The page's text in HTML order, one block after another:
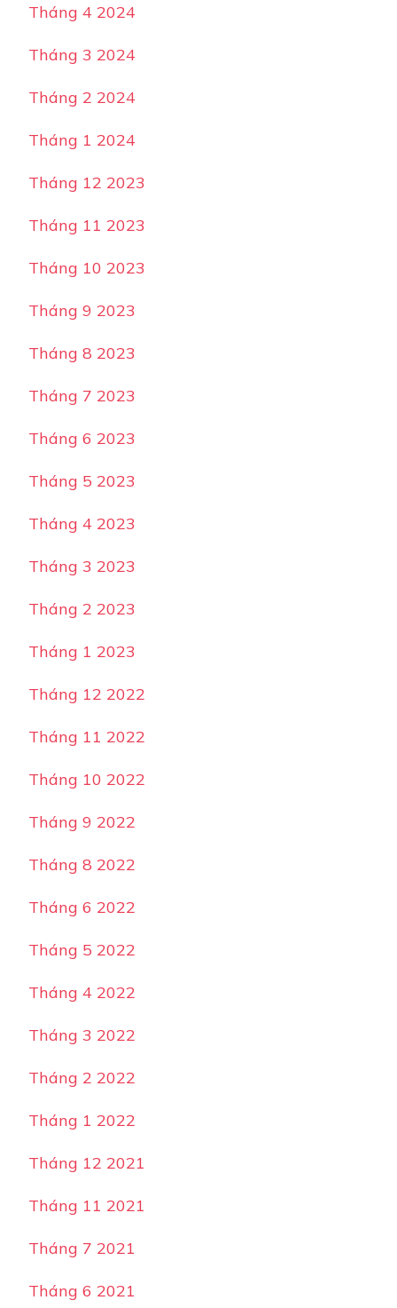
Tháng 4 2024
Tháng 3 2024
Tháng 2 2024
Tháng 1 2024
Tháng 12 2023
Tháng 11 2023
Tháng 10 2023
Tháng 9 2023
Tháng 8 2023
Tháng 7 2023
Tháng 6 2023
Tháng 5 2023
Tháng 4 2023
Tháng 3 2023
Tháng 2 2023
Tháng 1 2023
Tháng 12 2022
Tháng 11 2022
Tháng 10 2022
Tháng 9 2022
Tháng 8 2022
Tháng 6 2022
Tháng 5 2022
Tháng 4 2022
Tháng 3 2022
Tháng 2 2022
Tháng 1 2022
Tháng 12 2021
Tháng 11 2021
Tháng 7 2021
Tháng 6 2021